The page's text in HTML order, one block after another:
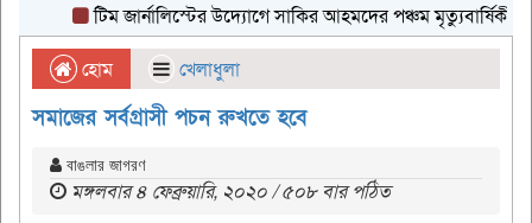
টিম জার্নালিস্টের উদ্যোগে সাকির আহমদের পঞ্চম মৃত্যুবার্ষিকীর দোয়া
হোম খেলাধুলা
সমাজের সর্বগ্রাসী পচন রুখতে হবে
বাঙলার জাগরণ
মঙ্গলবার ৪ ফেব্রুয়ারি, ২০২০ / ৫০৮ বার পঠিত